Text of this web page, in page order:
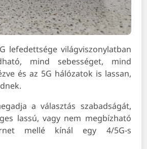
lefedettsége világviszonylatban
mind sebességet, mind
és az 5G hálózatok is lassan,
a választás szabadságát,
lassú, vagy nem megbízható
mellé kínál egy 4/5G-s